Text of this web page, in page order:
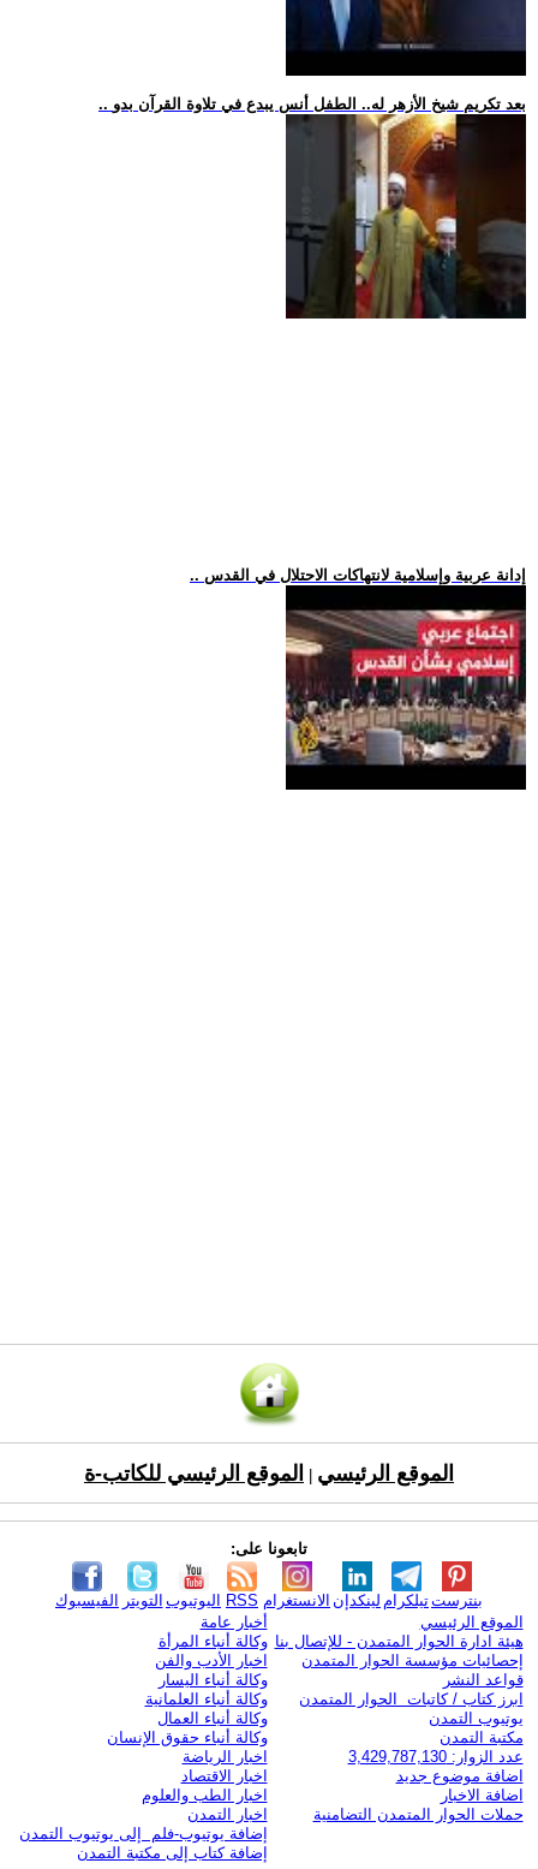
.. بعد تكريم شيخ الأزهر له.. الطفل أنس يبدع في تلاوة القرآن بدو
.. إدانة عربية وإسلامية لانتهاكات الاحتلال في القدس
الموقع الرئيسي الموقع الرئيسي للكاتب-ة
تابعونا على:
الفيسبوك التويتر اليوتيوب RSS الانستغرام لينكدإن تيلكرامبنترست
الموقع الرئيسي
هيئة ادارة الحوار المتمدن - للإتصال بنا
إحصائيات مؤسسة الحوار المتمدن
قواعد النشر
ابرز كتاب / كاتبات الحوار المتمدن
يوتيوب التمدن
مكتبة التمدن
عدد الزوار: 3,429,787,130
اضافة موضوع جديد
اضافة الاخبار
حملات الحوار المتمدن التضامنية
أخبار عامة
وكالة أنباء المرأة
اخبار الأدب والفن
وكالة أنباء اليسار
وكالة أنباء العلمانية
وكالة أنباء العمال
وكالة أنباء حقوق الإنسان
اخبار الرياضة
اخبار الاقتصاد
اخبار الطب والعلوم
اخبار التمدن
إضافة يوتيوب-فلم إلى يوتيوب التمدن
إضافة كتاب إلى مكتبة التمدن